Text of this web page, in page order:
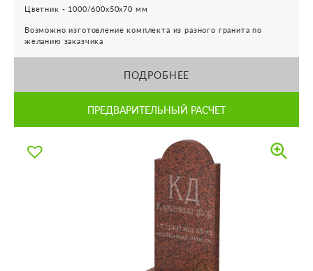
Цветник - 1000/600х50х70 мм
Возможно изготовление комплекта из разного гранита по
желанию заказчика
ПОДРОБНЕЕ
ПРЕДВАРИТЕЛЬНЫЙ РАСЧЕТ